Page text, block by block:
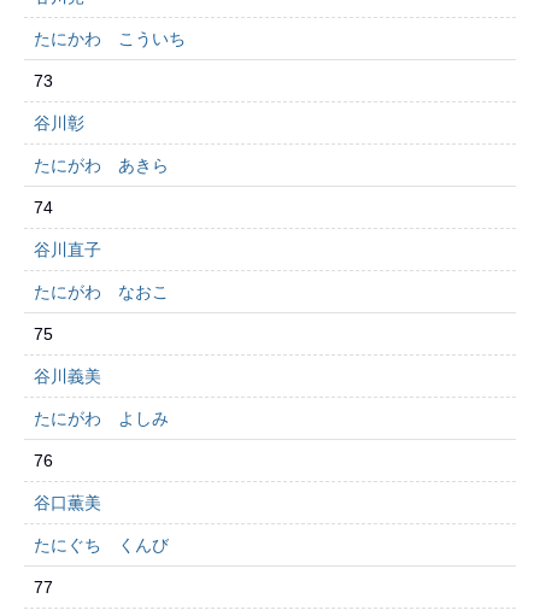
たにかわ こういち
73
谷川彰
たにがわ あきら
74
谷川直子
たにがわ なおこ
75
谷川義美
たにがわ よしみ
76
谷口薫美
たにぐち くんび
77